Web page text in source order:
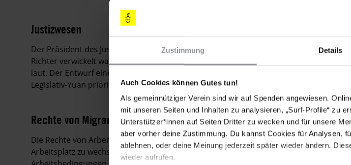
Zustimmung Details
Auch Cookies können Gutes tun!
Als gemeinnütziger Verein sind wir auf Spenden angewiesen.
mit unseren Seiten und Inhalten zu analysieren, „Surf-Profile“ zu
Unterstützer*innen auf Seiten Dritter zu wecken und für unsere
aber vorher deine Zustimmung. Du kannst Cookies für Analysen,
ablehnen, oder deine Meinung jederzeit später wieder ändern.
wieder aufrufen.
Justizwesen
Der Präsident des Justiz-Yuan trat im Juli 2010 nach einem Skandal großen Ausmaßes,
Richter verwickelt waren, zurück. Daraufhin wurden Forderungen nach einer
laut. Der Entwurf eines Richtergesetzes, über den seit über 20 Jahren beraten wird, ist
Legislativ-Yuan prioritär behandelt worden.
Rechte von Migranten
Die Rechte von Arbeitsmigranten wurden in Taiwan in vielfacher Weise verletzt,
Arbeitsplatz zu wechseln und Gewerkschaften zu gründen. Harte und diskriminierende